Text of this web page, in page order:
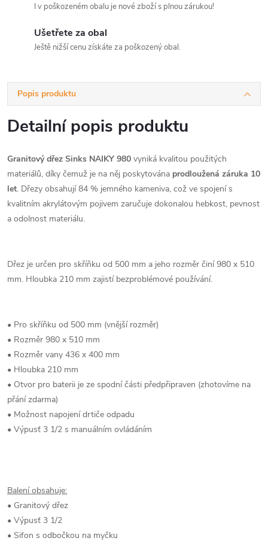
I v poškozeném obalu je nové zboží s plnou zárukou!
Ušetřete za obal
Ještě nižší cenu získáte za poškozený obal.
Popis produktu
Detailní popis produktu
Granitový dřez Sinks NAIKY 980 vyniká kvalitou použitých
materiálů, díky čemuž je na něj poskytována prodloužená záruka 10
let. Dřezy obsahují 84 % jemného kameniva, což ve spojení s
kvalitním akrylátovým pojivem zaručuje dokonalou hebkost, pevnost
a odolnost materiálu.
Dřez je určen pro skříňku od 500 mm a jeho rozměr činí 980 x 510
mm. Hloubka 210 mm zajistí bezproblémové používání.
• Pro skříňku od 500 mm (vnější rozměr)
• Rozměr 980 x 510 mm
• Rozměr vany 436 x 400 mm
• Hloubka 210 mm
• Otvor pro baterii je ze spodní části předpřipraven (zhotovíme na
přání zdarma)
• Možnost napojení drtiče odpadu
• Výpusť 3 1/2 s manuálním ovládáním
Balení obsahuje:
• Granitový dřez
• Výpusť 3 1/2
• Sifon s odbočkou na myčku